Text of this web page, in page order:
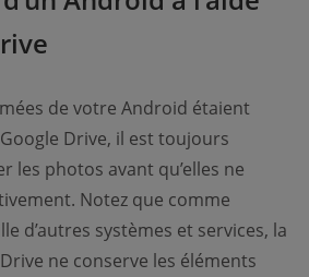
de votre Android étaient
Drive, il est toujours
les photos avant qu’elles ne
Notez que comme
d’autres systèmes et services, la
ne conserve les éléments